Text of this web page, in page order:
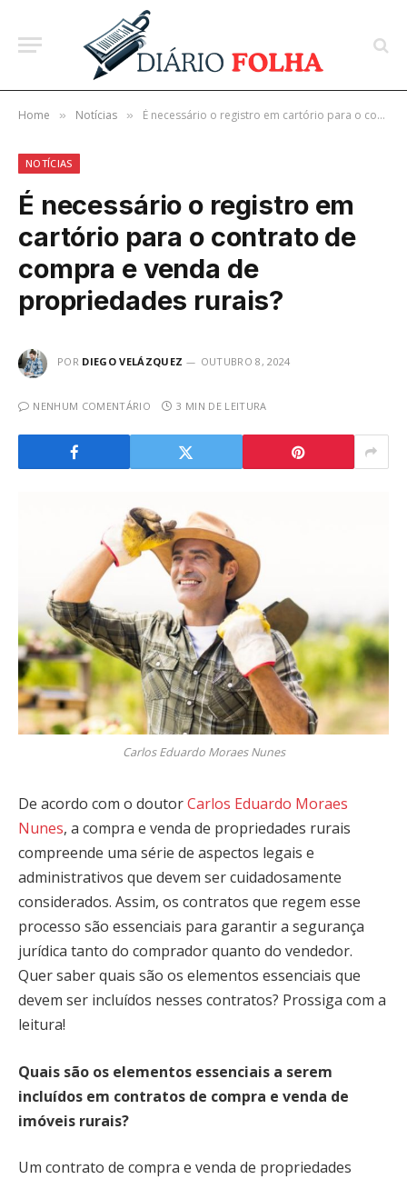
Home » Notícias » É necessário o registro em cartório para o contrato de compra e venda de propriedades rurais?
NOTÍCIAS
É necessário o registro em
cartório para o contrato de
compra e venda de
propriedades rurais?
POR DIEGO VELÁZQUEZ OUTUBRO 8, 2024
NENHUM COMENTÁRIO 3 MIN DE LEITURA
Carlos Eduardo Moraes Nunes
De acordo com o doutorCarlos Eduardo Moraes
Nunes, a compra e venda de propriedades rurais
compreende uma série de aspectos legais e
administrativos que devem ser cuidadosamente
considerados. Assim, os contratos que regem esse
processo são essenciais para garantir a segurança
jurídica tanto do comprador quanto do vendedor.
Quer saber quais são os elementos essenciais que
devem ser incluídos nesses contratos? Prossiga com a
leitura!
Quais são os elementos essenciais a serem
incluídos em contratos de compra e venda de
imóveis rurais?
Um contrato de compra e venda de propriedades